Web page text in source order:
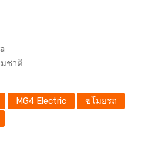
ชาติ
MG4 Electric
ขโมยรถ